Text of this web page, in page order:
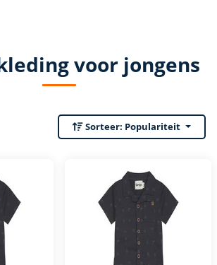
voor jongens
Sorteer: Populariteit